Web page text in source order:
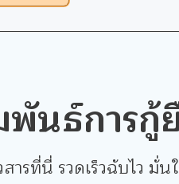
พันธ์การ
ารที่นี่ รวดเร็วฉับไว มั่น